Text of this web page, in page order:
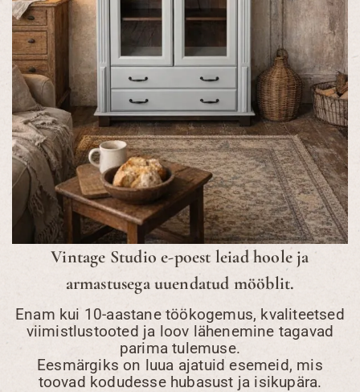
Vintage Studio e-poest leiad hoole ja
armastusega uuendatud mööblit.
Enam kui 10-aastane töökogemus, kvaliteetsed
viimistlustooted ja loov lähenemine tagavad
parima tulemuse.
Eesmärgiks on luua ajatuid esemeid, mis
toovad kodudesse hubasust ja isikupära.